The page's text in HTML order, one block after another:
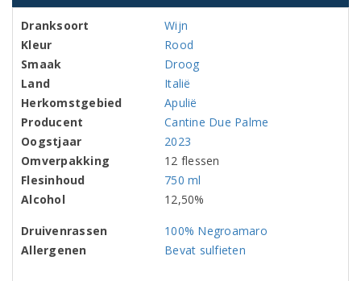
Dranksoort
Wijn
Kleur
Rood
Smaak
Droog
Land
Italië
Herkomstgebied
Apulië
Producent
Cantine Due Palme
Oogstjaar
2023
Omverpakking
12 flessen
Flesinhoud
750 ml
Alcohol
12,50%
Druivenrassen
100% Negroamaro
Allergenen
Bevat sulfieten